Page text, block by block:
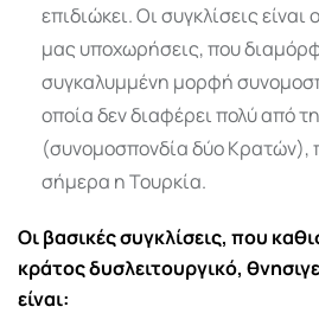
επιδιώκει. Οι συγκλίσεις είναι
μας υποχωρήσεις, που
συγκαλυμμένη μορφή
οποία δεν διαφέρει πολύ από
(συνομοσπονδία δύο Κρατών),
σήμερα η Τουρκία.
Οι βασικές συγκλίσεις, που
κράτος δυσλειτουργικό,
είναι: